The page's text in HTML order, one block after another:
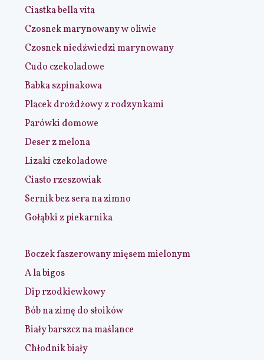
Ciastka bella vita
Czosnek marynowany w oliwie
Czosnek niedźwiedzi marynowany
Cudo czekoladowe
Babka szpinakowa
Placek drożdżowy z rodzynkami
Parówki domowe
Deser z melona
Lizaki czekoladowe
Ciasto rzeszowiak
Sernik bez sera na zimno
Gołąbki z piekarnika
Boczek faszerowany mięsem mielonym
A la bigos
Dip rzodkiewkowy
Bób na zimę do słoików
Biały barszcz na maślance
Chłodnik biały